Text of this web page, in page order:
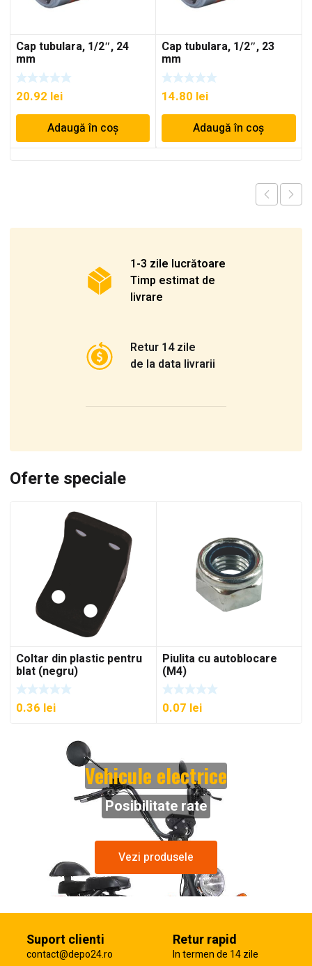
Cap tubulara, 1/2″, 24
mm
20.92 lei
Adaugă în coș
Cap tubulara, 1/2″, 23
mm
14.80 lei
Adaugă în coș
1-3 zile lucrătoare
Timp estimat de
livrare
Retur 14 zile
de la data livrarii
Oferte speciale
Coltar din plastic pentru
blat (negru)
0.36 lei
Piulita cu autoblocare
(M4)
0.07 lei
Vehicule electrice
Posibilitate rate
Vezi produsele
Suport clienti
contact@depo24.ro
Retur rapid
In termen de 14 zile